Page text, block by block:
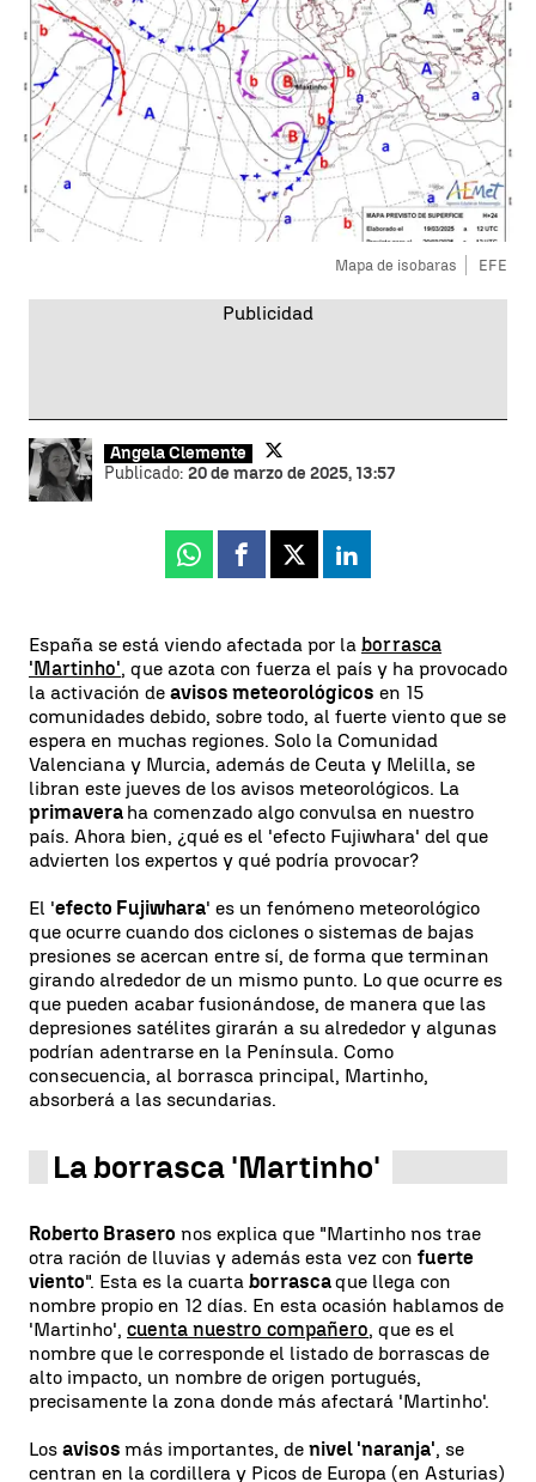
Mapa de isobaras EFE
Ángela Clemente
Publicado: 20 de marzo de 2025, 13:57
Whatsapp
Facebook
X Linkedin
España se está viendo afectada por la borrasca
'Martinho', que azota con fuerza el país y ha provocado
la activación de avisos meteorológicos en 15
comunidades debido, sobre todo, al fuerte viento que se
espera en muchas regiones. Solo la Comunidad
Valenciana y Murcia, además de Ceuta y Melilla, se
libran este jueves de los avisos meteorológicos. La
primavera ha comenzado algo convulsa en nuestro
país. Ahora bien, ¿qué es el 'efecto Fujiwhara' del que
advierten los expertos y qué podría provocar?
El 'efecto Fujiwhara' es un fenómeno meteorológico
que ocurre cuando dos ciclones o sistemas de bajas
presiones se acercan entre sí, de forma que terminan
girando alrededor de un mismo punto. Lo que ocurre es
que pueden acabar fusionándose, de manera que las
depresiones satélites girarán a su alrededor y algunas
podrían adentrarse en la Península. Como
consecuencia, al borrasca principal, Martinho,
absorberá a las secundarias.
La borrasca 'Martinho'
Roberto Brasero nos explica que "Martinho nos trae
otra ración de lluvias y además esta vez con fuerte
viento". Esta es la cuarta borrascaque llega con
nombre propio en 12 días. En esta ocasión hablamos de
'Martinho', cuenta nuestro compañero, que es el
nombre que le corresponde el listado de borrascas de
alto impacto, un nombre de origen portugués,
precisamente la zona donde más afectará 'Martinho'.
Los avisos más importantes, de nivel 'naranja', se
centran en la cordillera y Picos de Europa (en Asturias)